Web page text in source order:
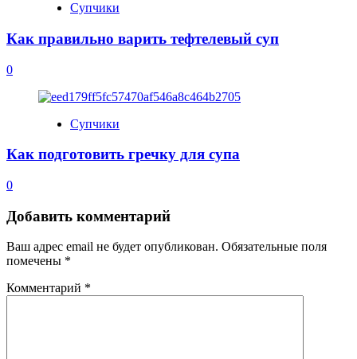
Супчики
Как правильно варить тефтелевый суп
0
Супчики
Как подготовить гречку для супа
0
Добавить комментарий
Ваш адрес email не будет опубликован. Обязательные поля
помечены *
Комментарий *